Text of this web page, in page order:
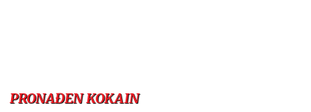
PRONAĐEN KOKAIN